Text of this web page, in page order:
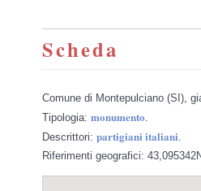
Scheda
Comune di Montepulciano (SI),
Tipologia: monumento.
Descrittori: partigiani italiani.
Riferimenti geografici: